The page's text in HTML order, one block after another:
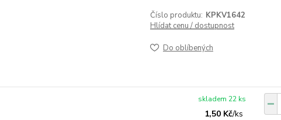
Číslo produktu: KPKV1642
Hlídat cenu / dostupnost
Do oblíbených
1,50 Kč/ks
skladem 22 ks